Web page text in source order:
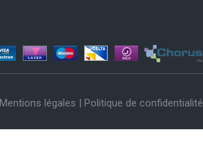
Mentions légales Politique de confidentialité